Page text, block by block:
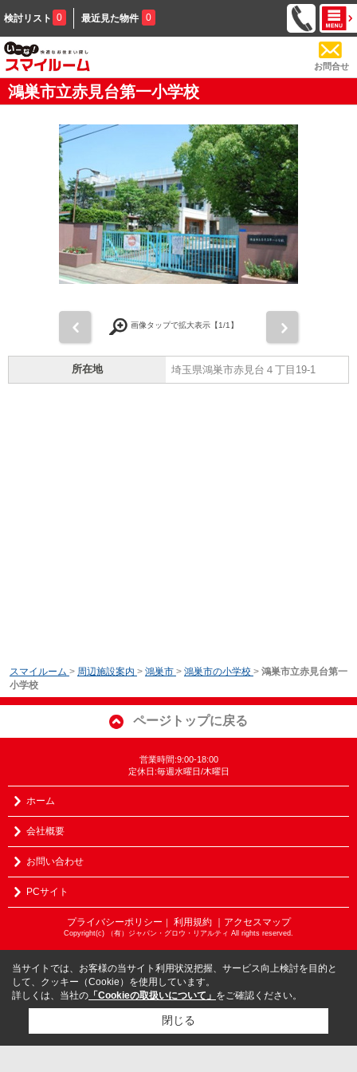
検討リスト 0 最近見た物件 0
お問合せ
鴻巣市立赤見台第一小学校
画像タップで拡大表示【1/1】
所在地 埼玉県鴻巣市赤見台４丁目19-1
スマイルーム > 周辺施設案内 > 鴻巣市 > 鴻巣市の小学校 > 鴻巣市立赤見台第一
小学校
ページトップに戻る
営業時間:9:00-18:00
定休日:毎週水曜日/木曜日
ホーム
会社概要
お問い合わせ
PCサイト
プライバシーポリシー ｜ 利用規約 ｜アクセスマップ
Copyright(c) （有）ジャパン・グロウ・リアルティ All rights reserved.
当サイトでは、お客様の当サイト利用状況把握、サービス向上検討を目的と
して、クッキー（Cookie）を使用しています。
詳しくは、当社の 「Cookieの取扱いについて」 をご確認ください。
閉じる